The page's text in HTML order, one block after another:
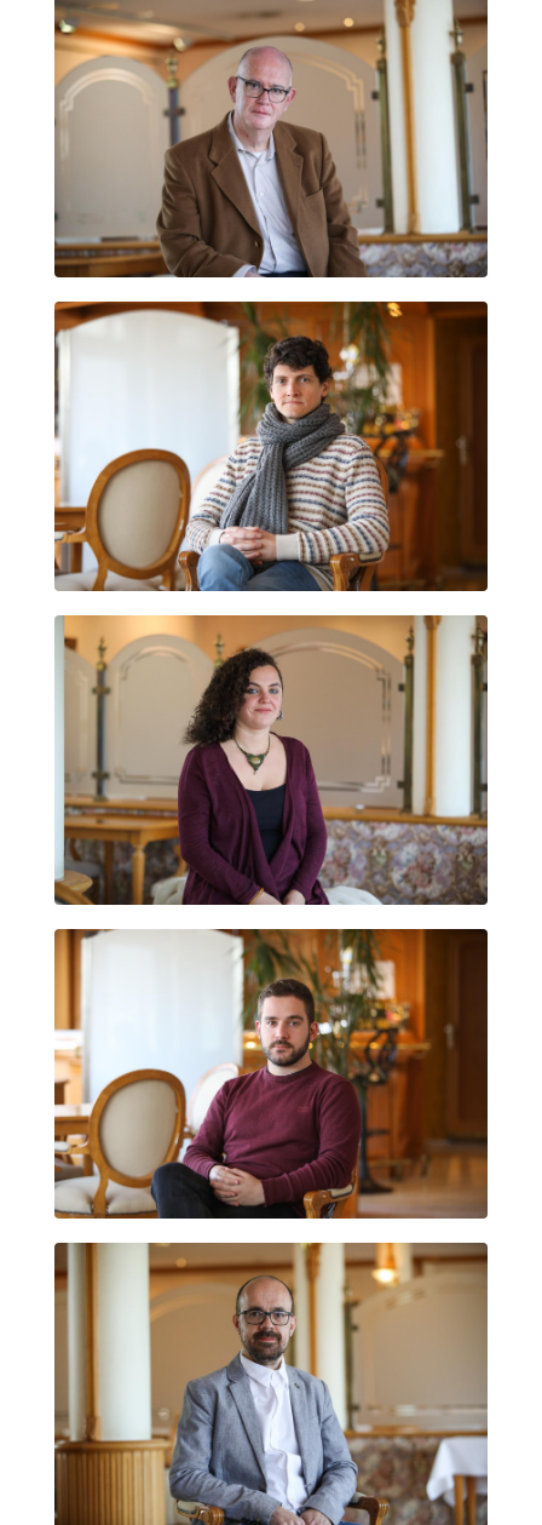
PAU JOAN HERNÁNDEZ DE FUENMAYOR
EDUARD VELASCO
RAQUEL SENRA FERNÁNDEZ
JESÚS CASTRO YÁÑEZ
ISAAC XUBÍN